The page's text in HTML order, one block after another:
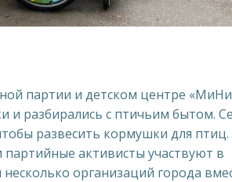
партии и детском центре
и разбирались с птичьим бытом.
развесить кормушки для
активисты участвуют в
организаций города